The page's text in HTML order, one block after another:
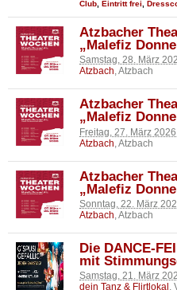
Club Eintritt frei
Atzbacher
„Malefiz
Samstag, 28. März
Atzbach, Atzbach
Atzbacher
„Malefiz
Freitag, 27. März
Atzbach , Atzbach
Atzbacher
„Malefiz
Sonntag, 22. März
Atzbach, Atzbach
Die DANCE-
mit
Samstag, 21. März
dein Tanz & Flirtlokal ,